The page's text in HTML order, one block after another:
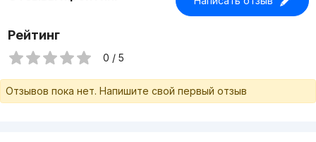
Рейтинг
0 / 5
Отзывов пока нет. Напишите свой первый отзыв